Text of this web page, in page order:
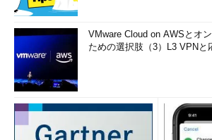
VMware Cloud on AWSとオ
ための選択肢（3）L3 VPNと